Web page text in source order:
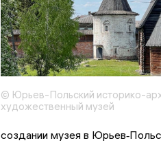
© Юрьев-Польский историко-
художественный музей
создании музея в